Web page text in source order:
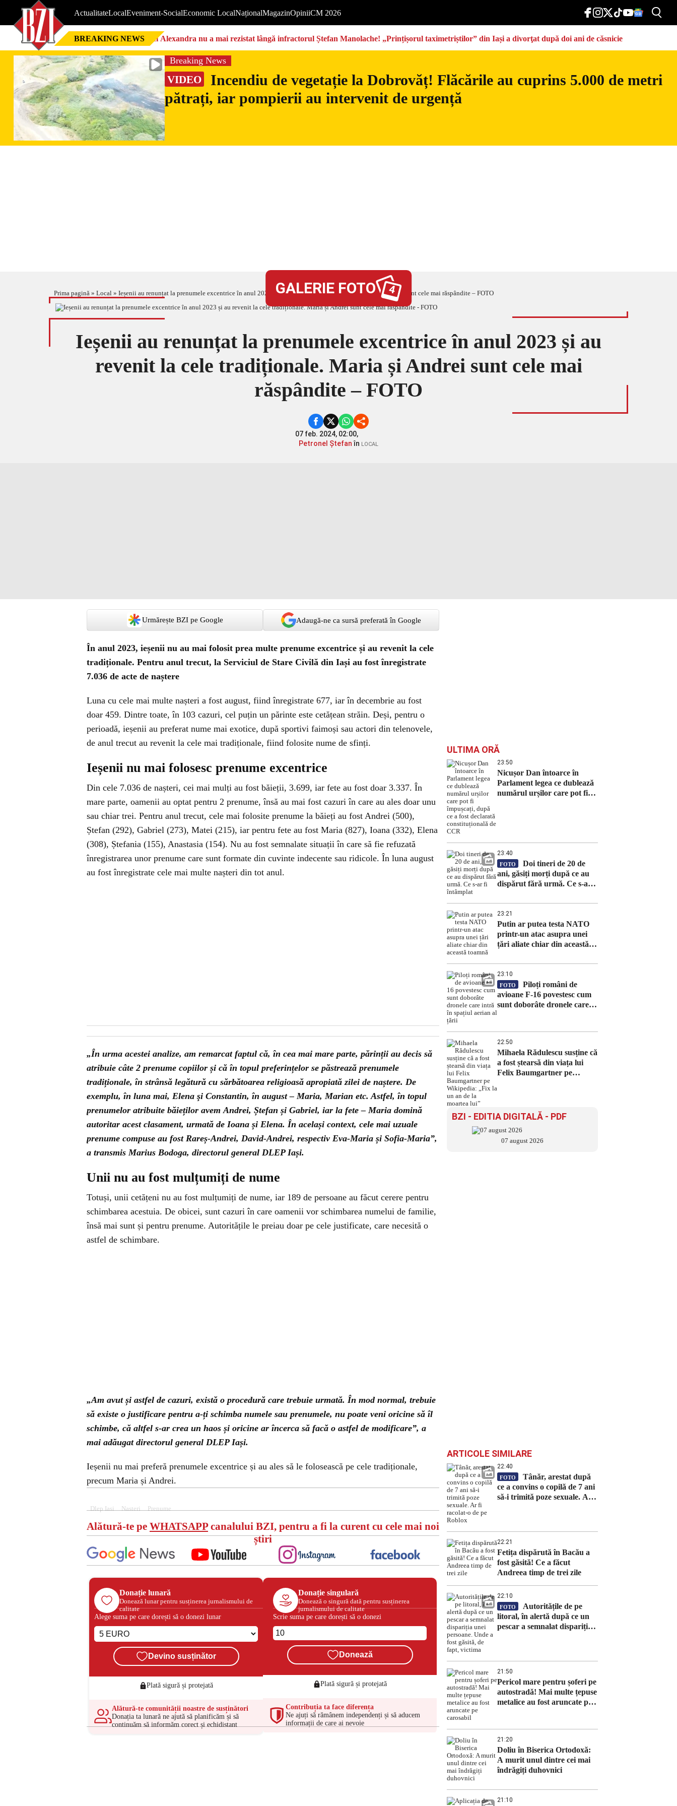
ActualitateLocalEveniment-SocialEconomic LocalNaționalMagazinOpiniiCM 2026
BREAKING NEWS Nici Alexandra nu a mai rezistat lângă infractorul Ștefan Manolache! „Prințișorul taximetriștilor” din Iași a divorţat după doi ani de căsnicie
Breaking News
VIDEO
Incendiu de vegetație la Dobrovăț! Flăcările au cuprins 5.000 de metri
pătrați, iar pompierii au intervenit de urgență
Prima pagină » Local » Ieșenii au renunțat la prenumele excentrice în anul 2023 și au revenit la cele tradiționale. Maria și Andrei sunt cele mai răspândite – FOTO
GALERIE FOTO 4
Ieșenii au renunțat la prenumele excentrice în anul 2023 și au
revenit la cele tradiționale. Maria și Andrei sunt cele mai
răspândite – FOTO
07 feb. 2024, 02:00,
Petronel Ștefanîn LOCAL
Urmărește BZI pe Google Adaugă-ne ca sursă preferată în Google
În anul 2023, ieșenii nu au mai folosit prea multe prenume excentrice și au revenit la cele
tradiționale. Pentru anul trecut, la Serviciul de Stare Civilă din Iași au fost înregistrate
7.036 de acte de naștere
Luna cu cele mai multe nașteri a fost august, fiind înregistrate 677, iar în decembrie au fost
doar 459. Dintre toate, în 103 cazuri, cel puțin un părinte este cetățean străin. Deși, pentru o
perioadă, ieșenii au preferat nume mai exotice, după sportivi faimoși sau actori din telenovele,
de anul trecut au revenit la cele mai tradiționale, fiind folosite nume de sfinți.
Ieșenii nu mai folosesc prenume excentrice
Din cele 7.036 de nașteri, cei mai mulți au fost băieții, 3.699, iar fete au fost doar 3.337. În
mare parte, oamenii au optat pentru 2 prenume, însă au mai fost cazuri în care au ales doar unu
sau chiar trei. Pentru anul trecut, cele mai folosite prenume la băieți au fost Andrei (500),
Ștefan (292), Gabriel (273), Matei (215), iar pentru fete au fost Maria (827), Ioana (332), Elena
(308), Ștefania (155), Anastasia (154). Nu au fost semnalate situații în care să fie refuzată
înregistrarea unor prenume care sunt formate din cuvinte indecente sau ridicole. În luna august
au fost înregistrate cele mai multe nașteri din tot anul.
„În urma acestei analize, am remarcat faptul că, în cea mai mare parte, părinții au decis să
atribuie câte 2 prenume copiilor și că în topul preferințelor se păstrează prenumele
tradiționale, în strânsă legătură cu sărbătoarea religioasă apropiată zilei de naștere. De
exemplu, în luna mai, Elena şi Constantin, în august – Maria, Marian etc. Astfel, în topul
prenumelor atribuite băieților avem Andrei, Ștefan și Gabriel, iar la fete – Maria domină
autoritar acest clasament, urmată de Ioana și Elena. În același context, cele mai uzuale
prenume compuse au fost Rareș-Andrei, David-Andrei, respectiv Eva-Maria și Sofia-Maria”,
a transmis Marius Bodoga, directorul general DLEP Iași.
Unii nu au fost mulțumiți de nume
Totuși, unii cetățeni nu au fost mulțumiți de nume, iar 189 de persoane au făcut cerere pentru
schimbarea acestuia. De obicei, sunt cazuri în care oamenii vor schimbarea numelui de familie,
însă mai sunt și pentru prenume. Autoritățile le preiau doar pe cele justificate, care necesită o
astfel de schimbare.
„Am avut și astfel de cazuri, există o procedură care trebuie urmată. În mod normal, trebuie
să existe o justificare pentru a-ți schimba numele sau prenumele, nu poate veni oricine să îl
schimbe, că altfel s-ar crea un haos și oricine ar încerca să facă o astfel de modificare”, a
mai adăugat directorul general DLEP Iași.
Ieșenii nu mai preferă prenumele excentrice și au ales să le folosească pe cele tradiționale,
precum Maria și Andrei.
Dlep Iasi Nasteri Prenume
Alătură-te pe WHATSAPPcanalului BZI, pentru a fi la curent cu cele mai noi
știri
Donație lunară
Donează lunar pentru susținerea jurnalismului de
calitate
Alege suma pe care dorești să o donezi lunar
Devino susținător
Plată sigură și protejată
Alătură-te comunității noastre de susținători
Donația ta lunară ne ajută să planificăm și să
continuăm să informăm corect și echidistant
Donație singulară
Donează o singură dată pentru susținerea
jurnalismului de calitate
Scrie suma pe care dorești să o donezi
Donează
Plată sigură și protejată
Contribuția ta face diferența
Ne ajuți să rămânem independenți și să aducem
informații de care ai nevoie
ULTIMA ORĂ
23:50
Nicușor Dan întoarce în
Parlament legea ce dublează
numărul urșilor care pot fi
23:40
FOTO
Doi tineri de 20 de
ani, găsiți morți după ce au
dispărut fără urmă. Ce s-ar fi
23:21
Putin ar putea testa NATO
printr-un atac asupra unei
țări aliate chiar din această
23:10
FOTO
Piloți români de
avioane F-16 povestesc cum
sunt doborâte dronele care
22:50
Mihaela Rădulescu susține că
a fost ștearsă din viața lui
Felix Baumgartner pe
BZI - EDITIA DIGITALĂ - PDF
07 august 2026
ARTICOLE SIMILARE
22:40
FOTO
Tânăr, arestat după
ce a convins o copilă de 7 ani
să-i trimită poze sexuale. Ar
22:21
Fetița dispărută în Bacău a
fost găsită! Ce a făcut
Andreea timp de trei zile
22:10
FOTO
Autoritățile de pe
litoral, în alertă după ce un
pescar a semnalat dispariția
21:50
Pericol mare pentru șoferi pe
autostradă! Mai multe țepuse
metalice au fost aruncate pe
21:20
Doliu în Biserica Ortodoxă:
A murit unul dintre cei mai
îndrăgiți duhovnici
21:10